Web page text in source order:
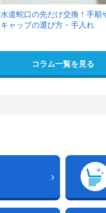
水道蛇口の先だけ交換！手順
キャップの選び方・手入れ
コラム一覧を見る